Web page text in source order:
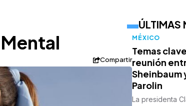
Compartir
ÚLTIMAS
MÉXICO
Temas
reunión
Sheinbaum
Parolin
La presidenta